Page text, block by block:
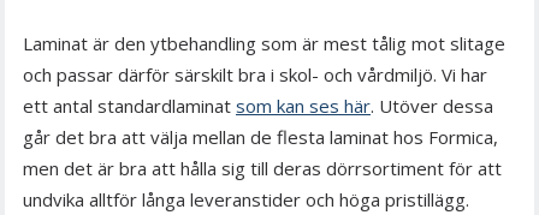
Laminat är den ytbehandling som är mest tålig mot slitage
och passar därför särskilt bra i skol- och vårdmiljö. Vi har
ett antal standardlaminat som kan ses här. Utöver dessa
går det bra att välja mellan de flesta laminat hos Formica,
men det är bra att hålla sig till deras dörrsortiment för att
undvika alltför långa leveranstider och höga pristillägg.